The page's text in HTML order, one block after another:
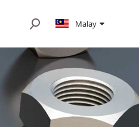
Malay